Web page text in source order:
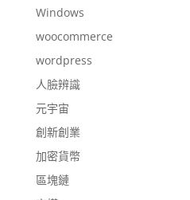
Windows
woocommerce
wordpress
人臉辨識
元宇宙
創新創業
加密貨幣
區塊鏈